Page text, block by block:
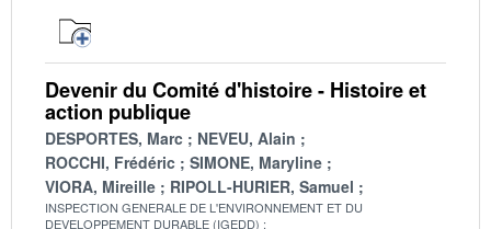
Devenir du Comité d'histoire - Histoire et
action publique
DESPORTES, Marc
NEVEU, Alain
ROCCHI, Frédéric
SIMONE, Maryline
VIORA, Mireille
RIPOLL-HURIER, Samuel
INSPECTION GENERALE DE L'ENVIRONNEMENT ET DU
DEVELOPPEMENT DURABLE (IGEDD)